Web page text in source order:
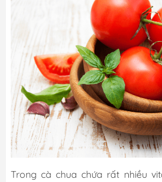
Trong cà chua chứa rất nhiều